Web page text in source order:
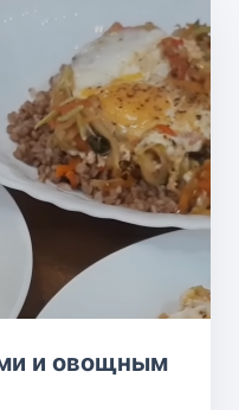
и овощным